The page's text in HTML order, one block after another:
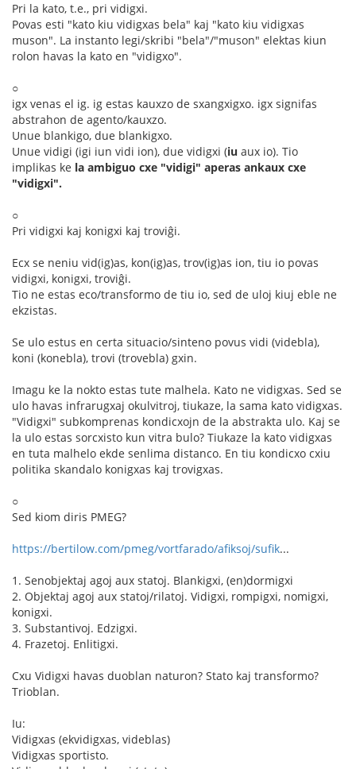
Pri la kato, t.e., pri vidigxi.
Povas esti "kato kiu vidigxas bela" kaj "kato kiu vidigxas
muson". La instanto legi/skribi "bela"/"muson" elektas kiun
rolon havas la kato en "vidigxo".
○
igx venas el ig. ig estas kauxzo de sxangxigxo. igx signifas
abstrahon de agento/kauxzo.
Unue blankigo, due blankigxo.
Unue vidigi (igi iun vidi ion), due vidigxi (iu aux io). Tio
implikas ke la ambiguo cxe "vidigi" aperas ankaux cxe
"vidigxi".
○
Pri vidigxi kaj konigxi kaj troviĝi.
Ecx se neniu vid(ig)as, kon(ig)as, trov(ig)as ion, tiu io povas
vidigxi, konigxi, troviĝi.
Tio ne estas eco/transformo de tiu io, sed de uloj kiuj eble ne
ekzistas.
Se ulo estus en certa situacio/sinteno povus vidi (videbla),
koni (konebla), trovi (trovebla) gxin.
Imagu ke la nokto estas tute malhela. Kato ne vidigxas. Sed se
ulo havas infrarugxaj okulvitroj, tiukaze, la sama kato vidigxas.
"Vidigxi" subkomprenas kondicxojn de la abstrakta ulo. Kaj se
la ulo estas sorcxisto kun vitra bulo? Tiukaze la kato vidigxas
en tuta malhelo ekde senlima distanco. En tiu kondicxo cxiu
politika skandalo konigxas kaj trovigxas.
○
Sed kiom diris PMEG?
https://bertilow.com/pmeg/vortfarado/afiksoj/sufik...
1. Senobjektaj agoj aux statoj. Blankigxi, (en)dormigxi
2. Objektaj agoj aux statoj/rilatoj. Vidigxi, rompigxi, nomigxi,
konigxi.
3. Substantivoj. Edzigxi.
4. Frazetoj. Enlitigxi.
Cxu Vidigxi havas duoblan naturon? Stato kaj transformo?
Trioblan.
Iu:
Vidigxas (ekvidigxas, videblas)
Vidigxas sportisto.